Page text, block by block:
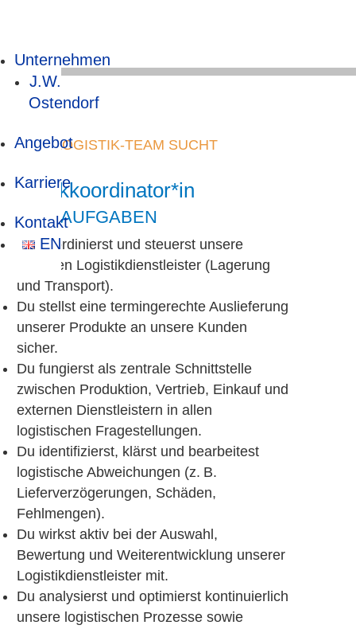
Unternehmen
J.W.
Ostendorf
Angebot
Karriere
Kontakt
EN
UNSER LOGISTIK-TEAM SUCHT
Logistikkoordinator*in
DEINE AUFGABEN
Du koordinierst und steuerst unsere
externen Logistikdienstleister (Lagerung
und Transport).
Du stellst eine termingerechte Auslieferung
unserer Produkte an unsere Kunden
sicher.
Du fungierst als zentrale Schnittstelle
zwischen Produktion, Vertrieb, Einkauf und
externen Dienstleistern in allen
logistischen Fragestellungen.
Du identifizierst, klärst und bearbeitest
logistische Abweichungen (z. B.
Lieferverzögerungen, Schäden,
Fehlmengen).
Du wirkst aktiv bei der Auswahl,
Bewertung und Weiterentwicklung unserer
Logistikdienstleister mit.
Du analysierst und optimierst kontinuierlich
unsere logistischen Prozesse sowie